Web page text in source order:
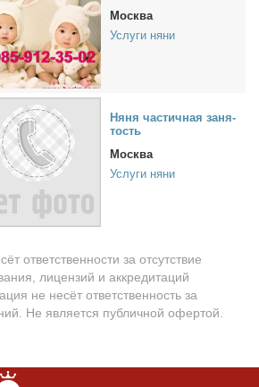
Москва
Услуги няни
Ня­ня ча­стич­ная за­ня­
тость
Москва
Услуги няни
ответственности за отсутствие
лицензий и аккредитаций
не несёт ответственность за
Не является публичной офертой.